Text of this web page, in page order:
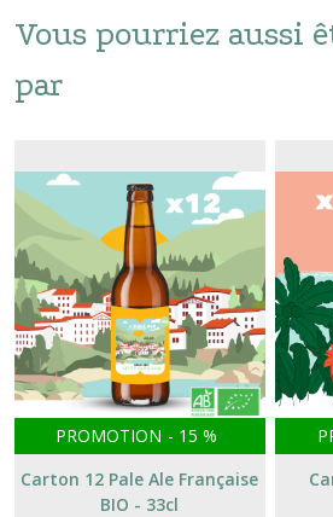
Vous pourriez aussi
par
PROMOTION - 15 %
Carton 12 Pale Ale Française
BIO - 33cl